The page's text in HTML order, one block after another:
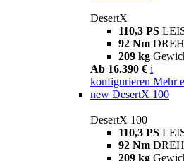
DesertX
110,3 PS
92 Nm
209 kg
Ab 16.390 € i
konfigurieren Mehr
new DesertX 100
DesertX 100
110,3 PS
92 Nm
209 kg